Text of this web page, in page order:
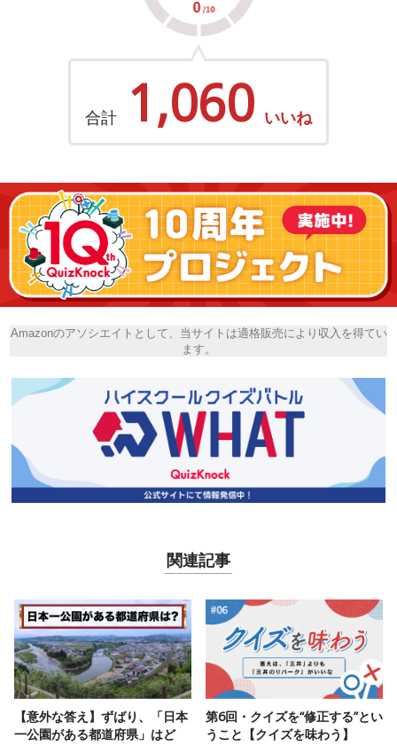
合計 1,060 いいね
Amazonのアソシエイトとして、当サイトは適格販売により収入を得てい
ます。
関連記事
【意外な答え】ずばり、「日本
一公園がある都道府県」はど
第6回・クイズを“修正する”とい
うこと【クイズを味わう】